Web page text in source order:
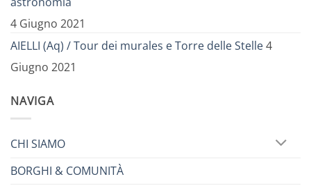
4 Giugno 2021
AIELLI (Aq) / Tour dei murales e Torre delle Stelle4
Giugno 2021
NAVIGA
CHI SIAMO
BORGHI & COMUNITÀ